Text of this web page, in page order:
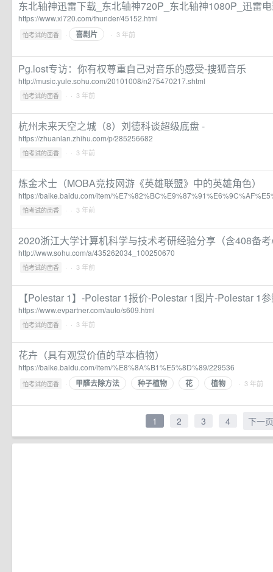
东北轴神迅雷下载_东北轴神720P_东北轴神1080P_迅雷
https://www.xl720.com/thunder/45152.html
怕考试的茴香 · 喜剧片 · 3 年前
Pg.lost专访：你有权尊重自己对音乐的感受-搜狐音乐
http://music.yule.sohu.com/20101008/n275470217.shtml
怕考试的茴香 · · 3 年前
杭州未来天空之城（8）刘德科谈超级底盘 -
https://zhuanlan.zhihu.com/p/285256682
怕考试的茴香 · · 3 年前
炼金术士（MOBA竞技网游《英雄联盟》中的英雄角色）
https://baike.baidu.com/item/
怕考试的茴香 · · 3 年前
2020浙江大学计算机科学与技术考研经验分享（含408备
http://www.sohu.com/a/435262034_100250670
怕考试的茴香 · · 3 年前
【Polestar 1】-Polestar 1报价-Polestar 1图片-Polestar
https://www.evpartner.com/auto/s609.html
怕考试的茴香 · · 3 年前
花卉（具有观赏价值的草本植物）
https://baike.baidu.com/item/%E8%8A%B1%E5%8D%89/229536
怕考试的茴香 · 甲醛去除方法 种子植物 花 植物 · 3 年前
1 2 3 4 下一页